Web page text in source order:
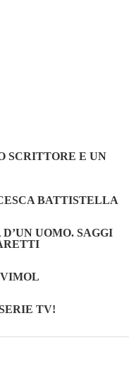
SCRITTORE E UN
BATTISTELLA
UOMO. SAGGI
TV!